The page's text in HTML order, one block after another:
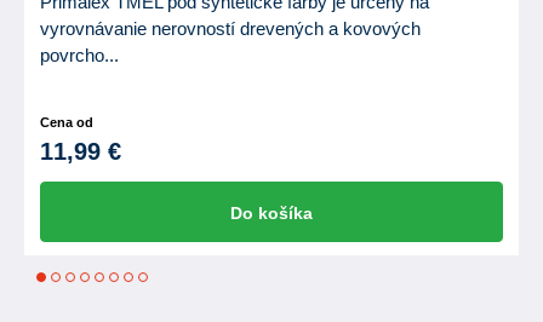
vyrovnávanie nerovností drevených a kovových
povrcho...
Cena od
11,99 €
Do košíka
1 2 3 4 5 6 7